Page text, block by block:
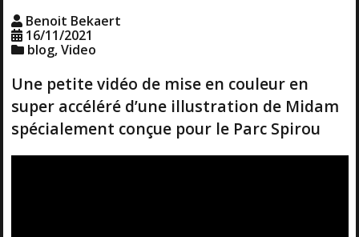
Benoit Bekaert
16/11/2021
blog,Video
Une petite vidéo de mise en couleur en
super accéléré d’une illustration de Midam
spécialement conçue pour le Parc Spirou